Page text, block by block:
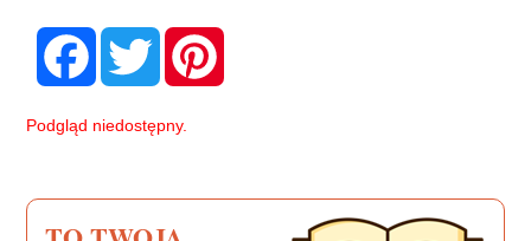
F
c
o
T
w
i
e
Podgląd niedostępny.